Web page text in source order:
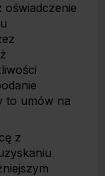
to umów na
z